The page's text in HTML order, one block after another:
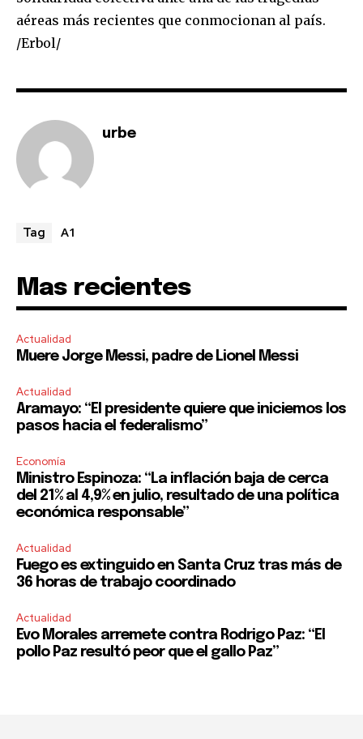
I've read and accept the Privacy Policy.
aéreas más recientes que conmocionan al país.
/Erbol/
urbe
Tag A1
Mas recientes
Actualidad
Muere Jorge Messi, padre de Lionel Messi
Actualidad
Aramayo: “El presidente quiere que iniciemos los
pasos hacia el federalismo”
Economía
Ministro Espinoza: “La inflación baja de cerca
del 21% al 4,9% en julio, resultado de una política
económica responsable”
Actualidad
Fuego es extinguido en Santa Cruz tras más de
36 horas de trabajo coordinado
Actualidad
Evo Morales arremete contra Rodrigo Paz: “El
pollo Paz resultó peor que el gallo Paz”